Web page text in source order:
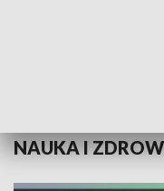
NAUKA I